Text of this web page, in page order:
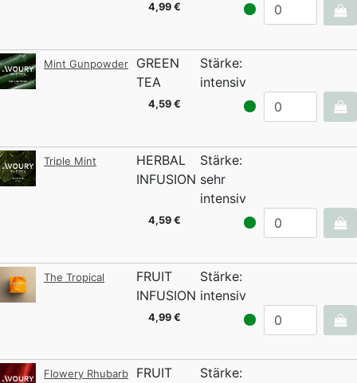
4,99 €
Mint Gunpowder
GREEN
TEA
Stärke:
intensiv
4,59 €
Triple Mint
HERBAL
INFUSION
Stärke:
sehr
intensiv
4,59 €
The Tropical
FRUIT
INFUSION
Stärke:
intensiv
4,99 €
Flowery Rhubarb
FRUIT
Stärke: